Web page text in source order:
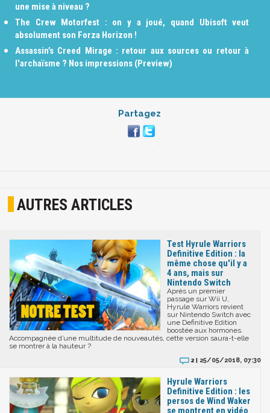
une mise à niveau ?
The Crew Motorfest : on y a joué, quand Ubisoft veut
absolument son Forza Horizon !
Assassin’s Creed Mirage : retour aux sources ou retour à
l'archaïsme ? Nos impressions (Preview)
Partagez
AUTRES ARTICLES
Test Hyrule Warriors
Definitive Edition : la
même chose qu'il y a
4 ans, mais sur
Nintendo Switch
Après un premier
passage sur Wii U,
Hyrule Warriors revient
sur Nintendo Switch avec
une Definitive Edition
boostée aux hormones.
Accompagnée d’une multitude de nouveautés, cette version saura-t-elle
se montrer à la hauteur ?
2 | 25/05/2018, 07:30
Hyrule Warriors
Definitive Edition : les
persos de Wind Waker
se montrent en vidéo